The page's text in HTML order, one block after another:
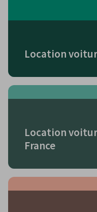
Location
Location
France